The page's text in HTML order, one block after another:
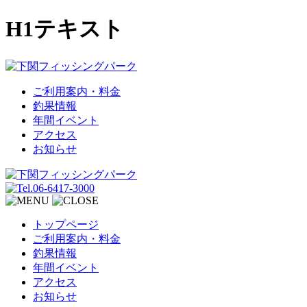
H1テキスト
ご利用案内・料金
釣果情報
年間イベント
アクセス
お知らせ
トップページ
ご利用案内・料金
釣果情報
年間イベント
アクセス
お知らせ